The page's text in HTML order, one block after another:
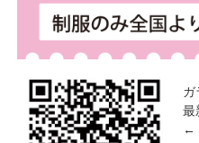
ガ
最
←